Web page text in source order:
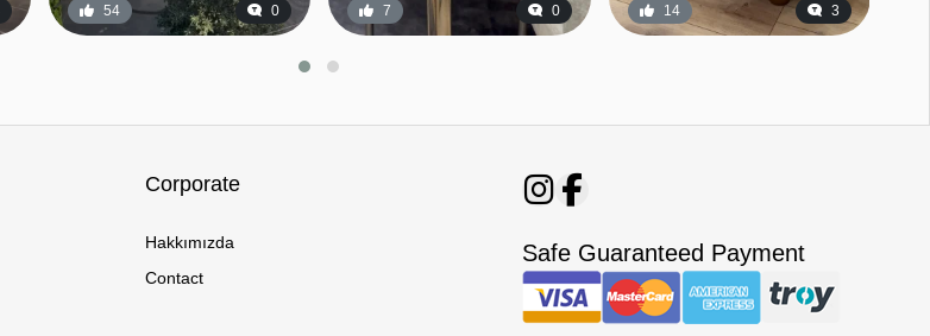
54 0 7 0 14 3
Corporate
Hakkımızda
Contact
Safe Guaranteed Payment